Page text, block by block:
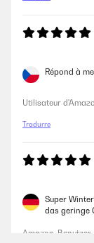
Répond à
Utilisateur
Tradurre
Super
das geringe
Amazon-Benutzer